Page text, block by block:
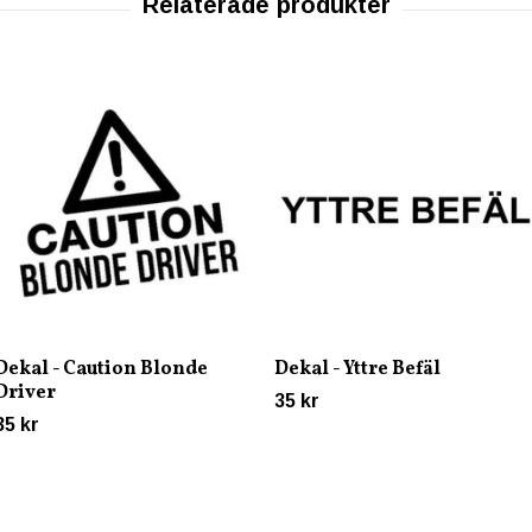
- Caution Blonde
kr
Dekal - Yttre Befäl
35 kr